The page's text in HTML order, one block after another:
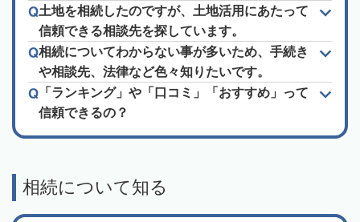
土地を相続したのですが、土地活用にあたって
信頼できる相談先を探しています。
相続についてわからない事が多いため、手続き
や相談先、法律など色々知りたいです。
「ランキング」や「口コミ」「おすすめ」って
信頼できるの？
相続について知る